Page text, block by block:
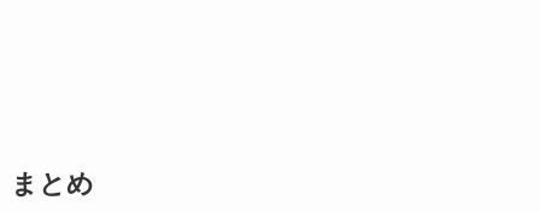
まとめ